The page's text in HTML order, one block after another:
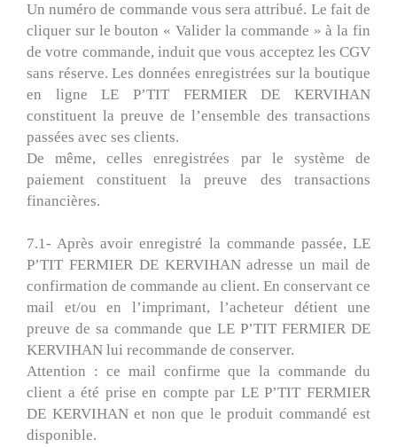
Un numéro de commande vous sera attribué. Le fait de
cliquer sur le bouton « Valider la commande » à la fin
de votre commande, induit que vous acceptez les CGV
sans réserve. Les données enregistrées sur la boutique
en ligne LE P’TIT FERMIER DE KERVIHAN
constituent la preuve de l’ensemble des transactions
passées avec ses clients.
De même, celles enregistrées par le système de
paiement constituent la preuve des transactions
financières.
7.1- Après avoir enregistré la commande passée, LE
P’TIT FERMIER DE KERVIHAN adresse un mail de
confirmation de commande au client. En conservant ce
mail et/ou en l’imprimant, l’acheteur détient une
preuve de sa commande que LE P’TIT FERMIER DE
KERVIHAN lui recommande de conserver.
Attention : ce mail confirme que la commande du
client a été prise en compte par LE P’TIT FERMIER
DE KERVIHAN et non que le produit commandé est
disponible.